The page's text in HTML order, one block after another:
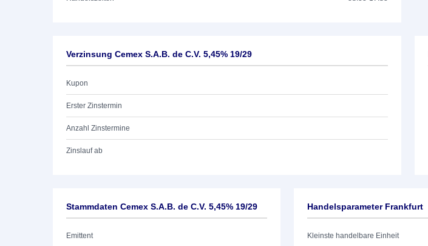
Verzinsung Cemex S.A.B. de C.V. 5,45% 19/29
Kupon
Erster Zinstermin
Anzahl Zinstermine
Zinslauf ab
Stammdaten Cemex S.A.B. de C.V. 5,45% 19/29
Emittent
Handelsparameter Frankfurt
Kleinste handelbare Einheit